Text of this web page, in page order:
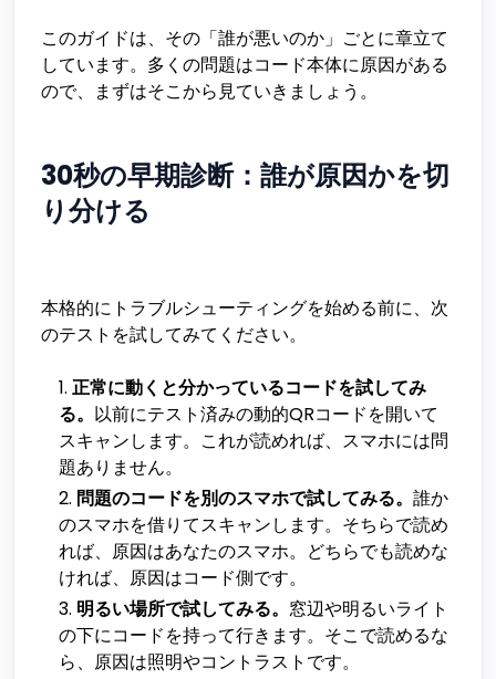
このガイドは、その「誰が悪いのか」ごとに章立て
しています。多くの問題はコード本体に原因がある
ので、まずはそこから見ていきましょう。
30秒の早期診断：誰が原因かを切
り分ける
本格的にトラブルシューティングを始める前に、次
のテストを試してみてください。
正常に動くと分かっているコードを試してみ
る。 以前にテスト済みの動的QRコードを開いて
スキャンします。これが読めれば、スマホには問
題ありません。
問題のコードを別のスマホで試してみる。 誰か
のスマホを借りてスキャンします。そちらで読め
れば、原因はあなたのスマホ。どちらでも読めな
ければ、原因はコード側です。
明るい場所で試してみる。 窓辺や明るいライト
の下にコードを持って行きます。そこで読めるな
ら、原因は照明やコントラストです。